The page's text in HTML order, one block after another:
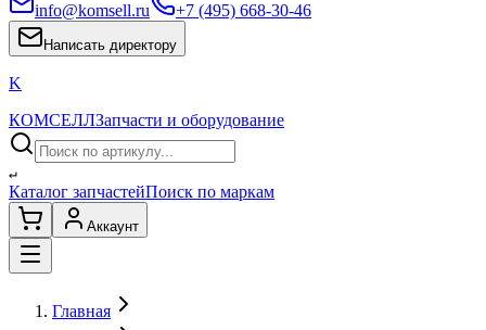
info@komsell.ru +7 (495) 668-30-46
Написать директору
K
КОМСЕЛЛЗапчасти и оборудование
↵
Каталог запчастейПоиск по маркам
Аккаунт
Главная